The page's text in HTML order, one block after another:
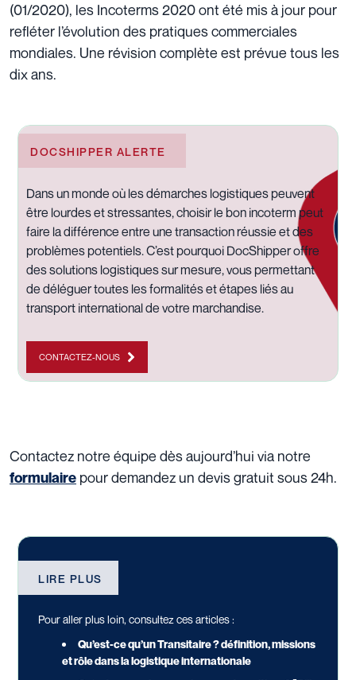
(01/2020), les Incoterms 2020 ont été mis à jour pour
refléter l’évolution des pratiques commerciales
mondiales. Une révision complète est prévue tous les
dix ans.
DOCSHIPPER ALERTE
Dans un monde où les démarches logistiques peuvent
être lourdes et stressantes, choisir le bon incoterm peut
faire la différence entre une transaction réussie et des
problèmes potentiels. C’est pourquoi DocShipper offre
des solutions logistiques sur mesure, vous permettant
de déléguer toutes les formalités et étapes liés au
transport international de votre marchandise.
CONTACTEZ-NOUS
Contactez notre équipe dès aujourd’hui via notre
formulaire pour demandez un devis gratuit sous 24h.
LIRE PLUS
Pour aller plus loin, consultez ces articles :
Qu’est-ce qu’un Transitaire ? définition, missions
et rôle dans la logistique internationale